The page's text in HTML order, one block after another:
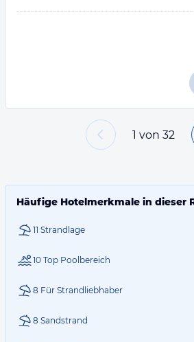
1 von 32
Häufige Hotelmerkmale in dieser
11 Strandlage
10 Top Poolbereich
8 Für Strandliebhaber
8 Sandstrand